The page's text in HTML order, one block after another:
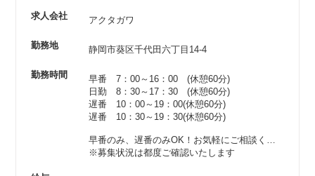
求人会社 アクタガワ
勤務地 静岡市葵区千代田六丁目14-4
勤務時間
早番 7：00～16：00 (休憩60分)
日勤 8：30～17：30 (休憩60分)
遅番 10：00～19：00(休憩60分)
遅番 10：30～19：30(休憩60分)
早番のみ、遅番のみOK！お気軽にご相談ください♪
※募集状況は都度ご確認いたします